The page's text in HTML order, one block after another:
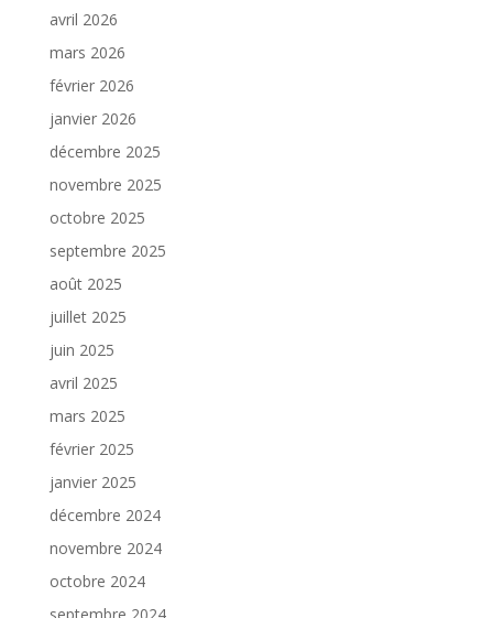
avril 2026
mars 2026
février 2026
janvier 2026
décembre 2025
novembre 2025
octobre 2025
septembre 2025
août 2025
juillet 2025
juin 2025
avril 2025
mars 2025
février 2025
janvier 2025
décembre 2024
novembre 2024
octobre 2024